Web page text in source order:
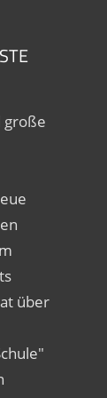
große
über